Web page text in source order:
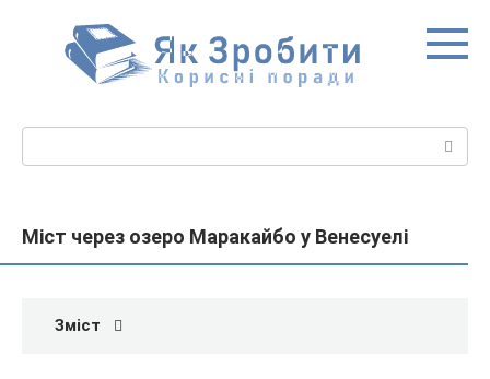
Міст через озеро Маракайбо у Венесуелі
Зміст